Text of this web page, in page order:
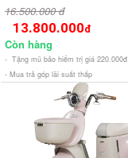
16.500.000 đ
13.800.000đ
Còn hàng
- Tặng mũ bảo hiểm trị giá 220.000đ
- Mua trả góp lãi suất thấp